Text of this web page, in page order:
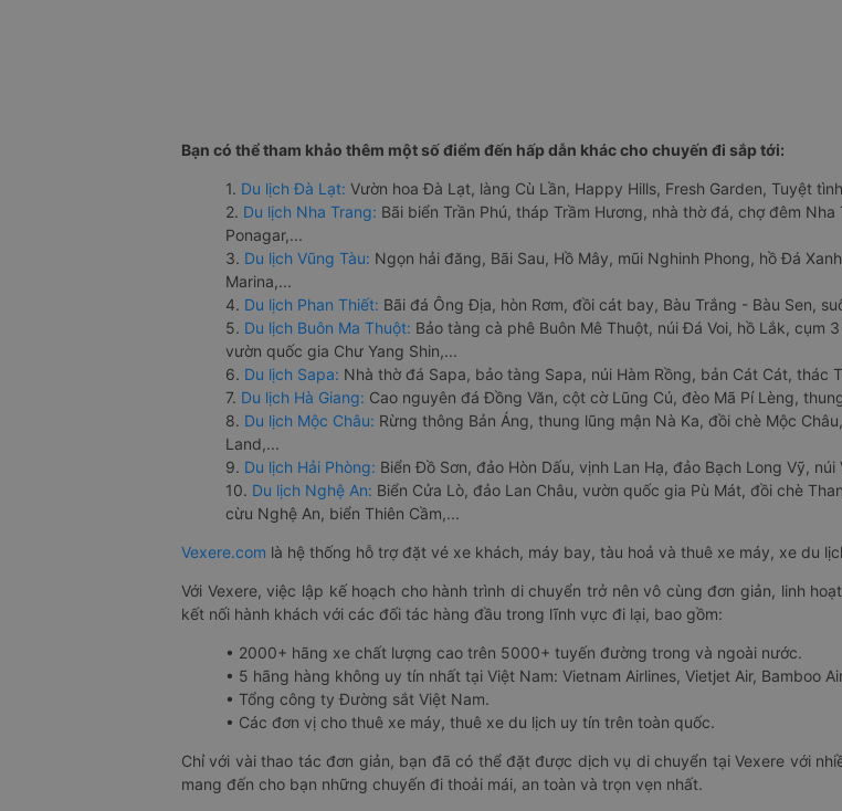
Bạn có thể tham khảo thêm một số điểm đến hấp dẫn khác cho chuyến đi sắp tới:
1. Du lịch Đà Lạt: Vườn hoa Đà Lạt, làng Cù Lần, Happy Hills, Fresh Garden, Tuyệt
2. Du lịch Nha Trang: Bãi biển Trần Phú, tháp Trầm Hương, nhà thờ đá, chợ đêm
Ponagar,...
3. Du lịch Vũng Tàu: Ngọn hải đăng, Bãi Sau, Hồ Mây, mũi Nghinh Phong, hồ Đá
Marina,...
4. Du lịch Phan Thiết: Bãi đá Ông Địa, hòn Rơm, đồi cát bay, Bàu Trắng - Bàu Sen,
5. Du lịch Buôn Ma Thuột: Bảo tàng cà phê Buôn Mê Thuột, núi Đá Voi, hồ Lắk, cụm
vườn quốc gia Chư Yang Shin,...
6. Du lịch Sapa: Nhà thờ đá Sapa, bảo tàng Sapa, núi Hàm Rồng, bản Cát Cát, thác
7. Du lịch Hà Giang: Cao nguyên đá Đồng Văn, cột cờ Lũng Cú, đèo Mã Pí Lèng,
8. Du lịch Mộc Châu: Rừng thông Bản Áng, thung lũng mận Nà Ka, đồi chè Mộc
Land,...
9. Du lịch Hải Phòng: Biển Đồ Sơn, đảo Hòn Dấu, vịnh Lan Hạ, đảo Bạch Long Vỹ, núi
10. Du lịch Nghệ An: Biển Cửa Lò, đảo Lan Châu, vườn quốc gia Pù Mát, đồi chè
cừu Nghệ An, biển Thiên Cầm,...
Vexere.com là hệ thống hỗ trợ đặt vé xe khách, máy bay, tàu hoả và thuê xe máy, xe du
Với Vexere, việc lập kế hoạch cho hành trình di chuyển trở nên vô cùng đơn giản, linh
kết nối hành khách với các đối tác hàng đầu trong lĩnh vực đi lại, bao gồm:
• 2000+ hãng xe chất lượng cao trên 5000+ tuyến đường trong và ngoài nước.
• 5 hãng hàng không uy tín nhất tại Việt Nam: Vietnam Airlines, Vietjet Air, Bamboo
• Tổng công ty Đường sắt Việt Nam.
• Các đơn vị cho thuê xe máy, thuê xe du lịch uy tín trên toàn quốc.
Chỉ với vài thao tác đơn giản, bạn đã có thể đặt được dịch vụ di chuyển tại Vexere với
mang đến cho bạn những chuyến đi thoải mái, an toàn và trọn vẹn nhất.